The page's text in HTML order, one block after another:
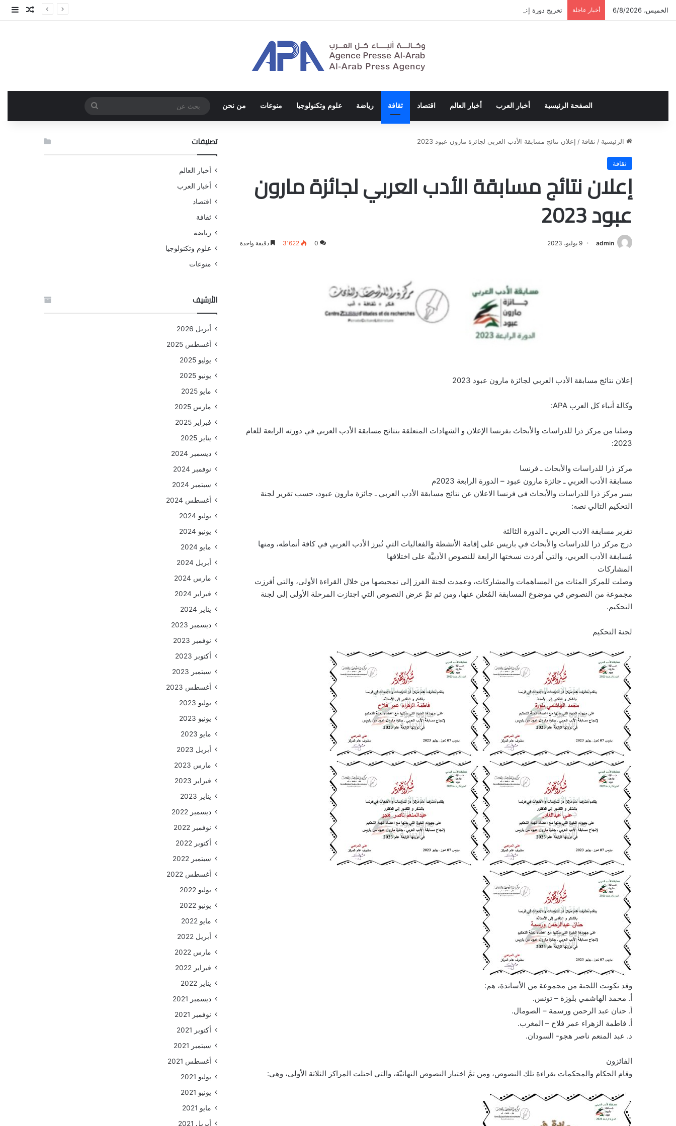
الخميس، 6/8/2026 أخبار عاجلة تخريج دورة إعداد قيادات أكاديمية لمناهضة الاحتلال والفصل العنصري مقال
الصفحة الرئيسية أخبار العرب أخبار العالم اقتصاد ثقافة رياضة علوم وتكنولوجيا منوعات من نحن
بحث
عن
الرئيسية / ثقافة / إعلان نتائج مسابقة الأدب العربي لجائزة مارون عبود 2023
ثقافة
إعلان نتائج مسابقة الأدب العربي لجائزة مارون
عبود 2023
admin 9 يوليو، 2023 0 3٬622 دقيقة واحدة
إعلان نتائج مسابقة الأدب العربي لجائزة مارون عبود 2023
وكالة أنباء كل العرب APA:
وصلنا من مركز ذرا للدراسات والأبحاث بفرنسا الإعلان و الشهادات المتعلقة بنتائج مسابقة الأدب العربي في دورته الرابعة للعام
2023:
مركز ذرا للدراسات والأبحاث ـ فرنسا
مسابقة الأدب العربي ـ جائزة مارون عبود – الدورة الرابعة 2023م
يسر مركز ذرا للدراسات والأبحاث في فرنسا الاعلان عن نتائج مسابقة الأدب العربي ـ جائزة مارون عبود، حسب تقرير لجنة
التحكيم التالي نصه:
تقرير مسابقة الادب العربي ـ الدورة الثالثة
درج مركز ذرا للدراسات والأبحاث في باريس على إقامة الأنشطة والفعاليات التي تُبرز الأدب العربي في كافة أنماطه، ومنها
مُسابقة الأدب العربي، والتي أفردت نسختها الرابعة للنصوص الأدبيَّة على اختلافها
المشاركات
وصلت للمركز المئات من المساهمات والمشاركات، وعمدت لجنة الفرز إلى تمحيصها من خلال القراءة الأولى، والتي أفرزت
مجموعة من النصوص في موضوع المسابقة المُعلن عنها، ومن ثم تمَّ عرض النصوص التي اجتازت المرحلة الأولى إلى لجنة
التحكيم.
لجنة التحكيم
وقد تكونت اللجنة من مجموعة من الأساتذة، هم:
أ. محمد الهاشمي بلوزة – تونس.
أ. حنان عبد الرحمن ورسمة – الصومال.
أ. فاطمة الزهراء عمر فلاح – المغرب.
د. عبد المنعم ناصر هجو- السودان.
الفائزون
وقام الحكام والمحكمات بقراءة تلك النصوص، ومن ثمَّ اختيار النصوص النهائيّة، والتي احتلت المراكز الثلاثة الأولى، وهي:
تصنيفات
أخبار العالم
أخبار العرب
اقتصاد
ثقافة
رياضة
علوم وتكنولوجيا
منوعات
الأرشيف
أبريل 2026
أغسطس 2025
يوليو 2025
يونيو 2025
مايو 2025
مارس 2025
فبراير 2025
يناير 2025
ديسمبر 2024
نوفمبر 2024
سبتمبر 2024
أغسطس 2024
يوليو 2024
يونيو 2024
مايو 2024
أبريل 2024
مارس 2024
فبراير 2024
يناير 2024
ديسمبر 2023
نوفمبر 2023
أكتوبر 2023
سبتمبر 2023
أغسطس 2023
يوليو 2023
يونيو 2023
مايو 2023
أبريل 2023
مارس 2023
فبراير 2023
يناير 2023
ديسمبر 2022
نوفمبر 2022
أكتوبر 2022
سبتمبر 2022
أغسطس 2022
يوليو 2022
يونيو 2022
مايو 2022
أبريل 2022
مارس 2022
فبراير 2022
يناير 2022
ديسمبر 2021
نوفمبر 2021
أكتوبر 2021
سبتمبر 2021
أغسطس 2021
يوليو 2021
يونيو 2021
مايو 2021
أبريل 2021